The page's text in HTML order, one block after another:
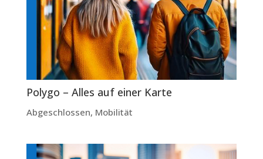
Polygo – Alles auf einer Karte
Abgeschlossen, Mobilität